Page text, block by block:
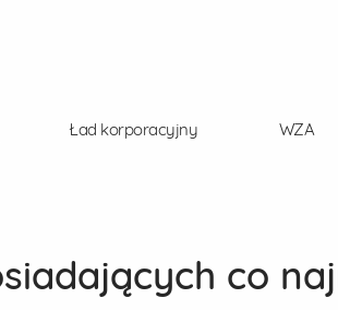
Ład korporacyjny WZA
co